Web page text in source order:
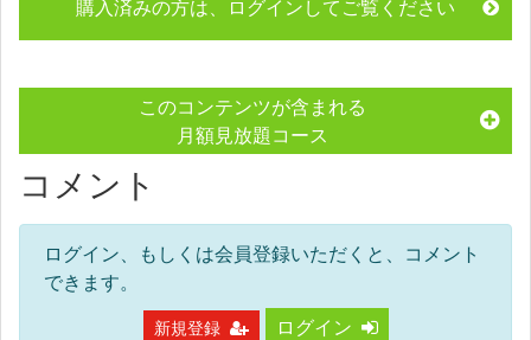
購入済みの方は、ログインしてご覧ください
このコンテンツが含まれる
月額見放題コース
コメント
ログイン、もしくは会員登録いただくと、コメント
できます。
新規登録 ログイン